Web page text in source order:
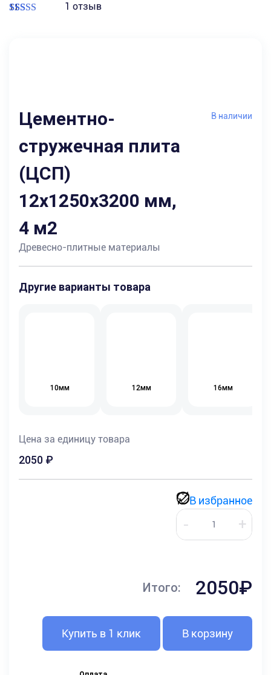
11 1 отзыв
Цементно-
стружечная плита
(ЦСП)
12х1250х3200 мм,
4 м2
Древесно-плитные материалы
В наличии
Другие варианты товара
10мм 12мм 16мм
Цена за единицу товара
2050 ₽
В избранное
Итого: 2050₽
Купить в 1 клик В корзину